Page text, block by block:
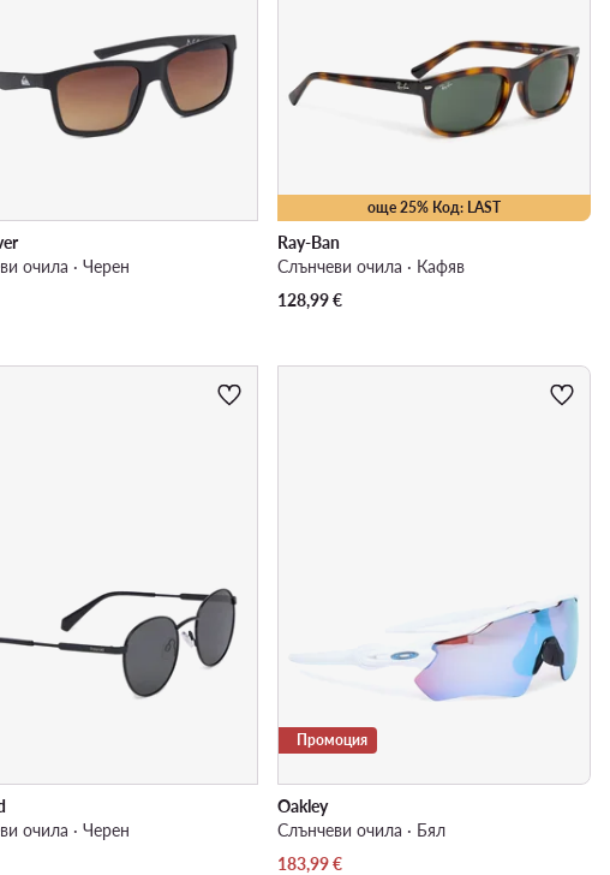
очила · Черен
още 25% Код: LAST
Ray-Ban
Слънчеви очила · Кафяв
128,99€
очила · Черен
Промоция
Oakley
Слънчеви очила · Бял
Актуална цена
183,99€